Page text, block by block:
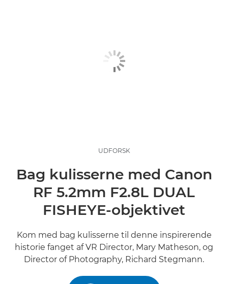
UDFORSK
Bag kulisserne med Canon
RF 5.2mm F2.8L DUAL
FISHEYE-objektivet
Kom med bag kulisserne til denne inspirerende
historie fanget af VR Director, Mary Matheson, og
Director of Photography, Richard Stegmann.